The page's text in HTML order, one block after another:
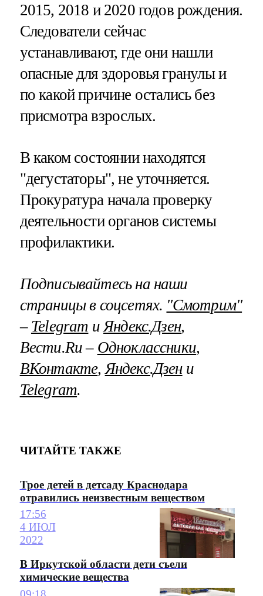
2015, 2018 и 2020 годов рождения.
Следователи сейчас
устанавливают, где они нашли
опасные для здоровья гранулы и
по какой причине остались без
присмотра взрослых.
В каком состоянии находятся
"дегустаторы", не уточняется.
Прокуратура начала проверку
деятельности органов системы
профилактики.
Подписывайтесь на наши
страницы в соцсетях. "Смотрим"
– Telegram и Яндекс.Дзен,
Вести.Ru – Одноклассники,
ВКонтакте, Яндекс.Дзени
Telegram.
ЧИТАЙТЕ ТАКЖЕ
Трое детей в детсаду Краснодара
отравились неизвестным веществом
17:56
4 ИЮЛ
2022
В Иркутской области дети съели
химические вещества